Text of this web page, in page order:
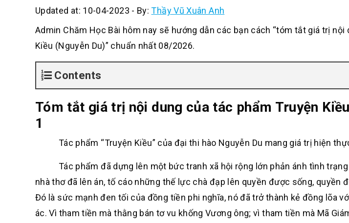
Updated at: 10-04-2023 - By:Thầy Vũ Xuân Anh
Admin Chăm Học Bài hôm nay sẽ hướng dẫn các bạn cách “tóm tắt giá trị nội
Kiều (Nguyễn Du)” chuẩn nhất 08/2026.
Contents
Tóm tắt giá trị nội dung của tác phẩm Truyện
1
Tác phẩm “Truyện Kiều” của đại thi hào Nguyễn Du mang giá trị hiện
Tác phẩm đã dựng lên một bức tranh xã hội rộng lớn phản ánh tình trạng
nhà thơ đã lên án, tố cáo những thế lực chà đạp lên quyền được sống, quyền
Đó là sức mạnh đen tối của đồng tiền phi nghĩa, nó đã trở thành kẻ đồng lõa
ác. Vì tham tiền mà thằng bán tơ vu khống Vương ông; vì tham tiền mà Mã